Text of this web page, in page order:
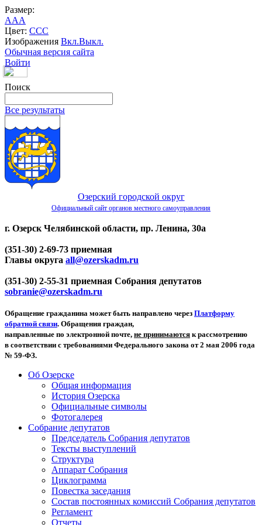
Размер:
AAA
Цвет: CCC
Изображения Вкл.Выкл.
Обычная версия сайта
Войти
Поиск
Все результаты
Озерский городской округ
Официальный сайт органов местного самоуправления
г. Озерск Челябинской области, пр. Ленина, 30а
(351-30) 2-69-73 приемная
Главы округа all@ozerskadm.ru
(351-30) 2-55-31 приемная Собрания депутатов
sobranie@ozerskadm.ru
Обращение гражданина может быть направлено через Платформу
обратной связи. Обращения граждан,
направленные по электронной почте, не принимаются к рассмотрению
в соответствии с требованиями Федерального закона от 2 мая 2006 года
№ 59-ФЗ.
Об Озерске
Общая информация
История Озерска
Официальные символы
Фотогалерея
Собрание депутатов
Председатель Собрания депутатов
Тексты выступлений
Структура
Аппарат Собрания
Циклограмма
Повестка заседания
Состав постоянных комиссий Собрания депутатов
Регламент
Отчеты